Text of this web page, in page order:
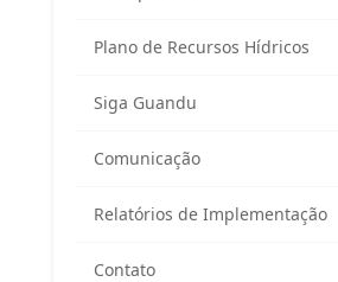
Plano de Recursos Hídricos
Siga Guandu
Comunicação
Relatórios de Implementação
Contato
Área exclusiva para os
do Comitê Guandu-RJ